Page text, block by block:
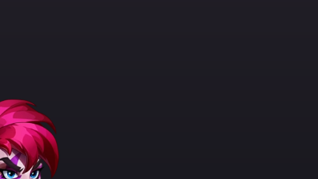
umowę, mieszka w jej pancerzu. Każda ma własną
słowa i utrzymać ją przy życiu.